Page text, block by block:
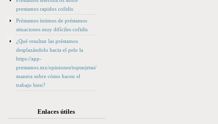
prestamos rapidos cofidis
Préstamos íntimos de préstamos
situaciones muy difíciles cofidis
¿Qué resultan las préstamos
desplazándolo hacia el pelo la
https://app-
prestamos.mx/opiniones/toptarjetas/
manera sobre cómo hacen el
trabajo bien?
Enlaces útiles